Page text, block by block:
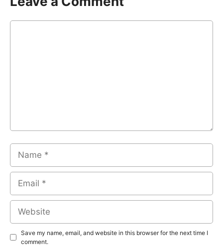
Comment
Name
Email
Website
Save my name, email, and website in this browser for the next time I
comment.